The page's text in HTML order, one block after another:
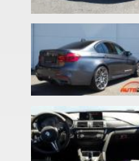
2 Series F22
2 Series F23
2 Series F45
2 Series F46
M2 F87
2 Series F44 Gran